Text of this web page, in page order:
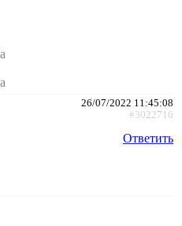
26/07/2022 11:45:08
#3022716
Ответить